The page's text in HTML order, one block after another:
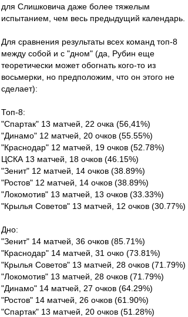
для Слишковича даже более тяжелым
испытанием, чем весь предыдущий календарь.
Для сравнения результаты всех команд топ-8
между собой и с "дном" (да, Рубин еще
теоретически может обогнать кого-то из
восьмерки, но предположим, что он этого не
сделает):
Топ-8:
"Спартак" 13 матчей, 22 очка (56,41%)
"Динамо" 12 матчей, 20 очков (55.55%)
"Краснодар" 12 матчей, 19 очков (52.78%)
ЦСКА 13 матчей, 18 очков (46.15%)
"Зенит" 12 матчей, 14 очков (38.89%)
"Ростов" 12 матчей, 14 очков (38.89%)
"Локомотив" 13 матчей, 13 очков (33.33%)
"Крылья Советов" 13 матчей, 12 очков (30.77%)
Дно:
"Зенит" 14 матчей, 36 очков (85.71%)
"Краснодар" 14 матчей, 31 очко (73.81%)
"Крылья Советов" 13 матчей, 28 очков (71.79%)
"Локомотив" 13 матчей, 28 очков (71.79%)
"Динамо" 14 матчей, 27 очков (64.29%)
"Ростов" 14 матчей, 26 очков (61.90%)
"Спартак" 13 матчей, 20 очков (51.28%)